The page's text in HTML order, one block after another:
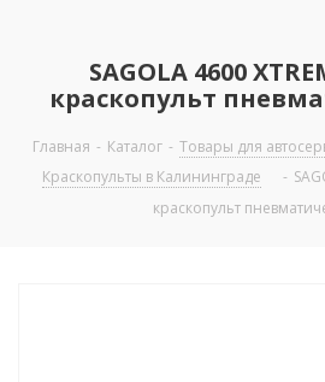
SAGOLA 4600
краскопульт
Главная - Каталог - Товары для
Краскопульты в Калининграде
-
краскопульт